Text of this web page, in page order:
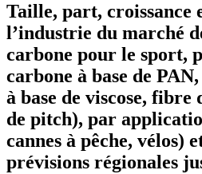
Taille, part, croissance
l’industrie du marché
carbone pour le sport,
carbone à base de
à base de viscose, fibre
de pitch), par
cannes à pêche, vélos)
prévisions régionales